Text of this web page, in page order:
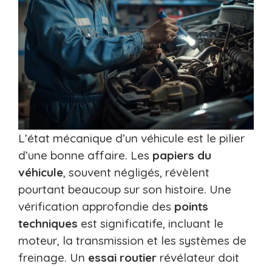
L’état mécanique d’un véhicule est le pilier
d’une bonne affaire. Les papiers du
véhicule, souvent négligés, révèlent
pourtant beaucoup sur son histoire. Une
vérification approfondie des points
techniques est significatife, incluant le
moteur, la transmission et les systèmes de
freinage. Un essai routier révélateur doit